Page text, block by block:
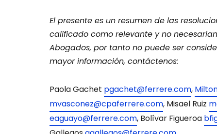
El presente es un resumen de las
calificado como relevante y no
Abogados, por tanto no puede ser
mayor información, contáctenos:
Paola Gachet pgachet@ferrere.com,
mvasconez@cpaferrere.com, Misael Ruiz
eaguayo@ferrere.com, Bolívar Figueroa